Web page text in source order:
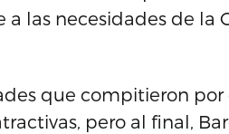
a las necesidades de la
que compitieron
pero al final,